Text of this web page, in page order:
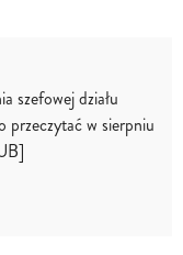
szefowej działu
przeczytać w sierpniu